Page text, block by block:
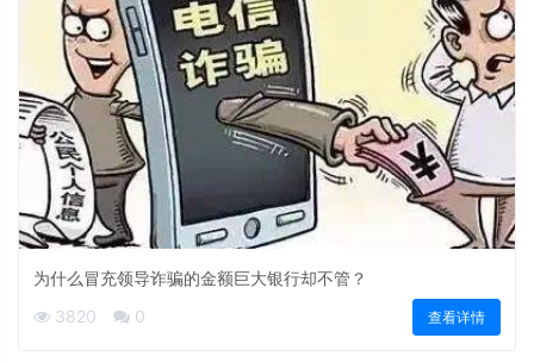
为什么冒充领导诈骗的金额巨大银行却不管？
3820
0 查看详情